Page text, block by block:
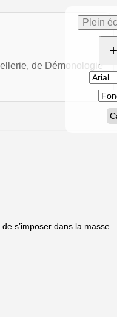
Plein
+
de Démonologie
s’imposer dans la masse.